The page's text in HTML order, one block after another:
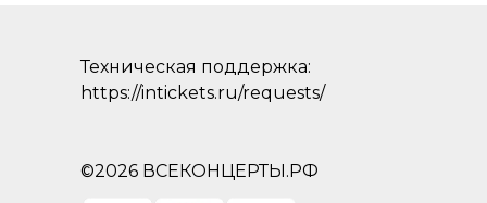
Техническая поддержка:
https://intickets.ru/requests/
©2026 ВСЕКОНЦЕРТЫ.РФ